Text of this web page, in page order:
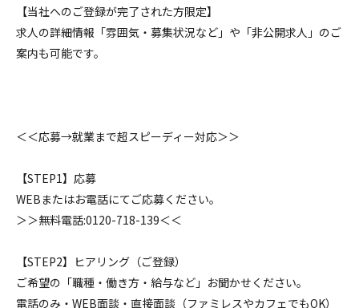
【当社へのご登録が完了された方限定】
求人の詳細情報「雰囲気・募集状況など」や「非公開求人」のご
案内も可能です。
＜＜応募→就業まで超スピーディー対応＞＞
【STEP1】応募
WEBまたはお電話にてご応募ください。
＞＞無料電話:0120-718-139＜＜
【STEP2】ヒアリング（ご登録）
ご希望の「職種・働き方・給与など」お聞かせください。
電話のみ・WEB面談・直接面談（ファミレスやカフェでもOK）